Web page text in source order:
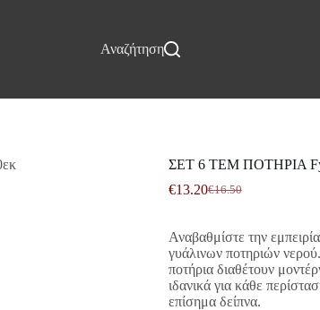
ΕπικοινωνίαΑναζήτηση
ΣΕΤ 6 ΤΕΜ ΠΟΤΗΡΙΑ
€16.50
Original
was:
€16.50.
€13.20Η
τιμή
είναι:
€13.20.
Αναβαθμίστε την
γυάλινων ποτηριών
ποτήρια διαθέτουν
ιδανικά για κάθε
επίσημα δείπνα.